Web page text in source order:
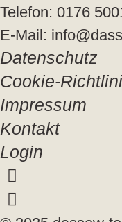
Telefon: 0176
E-Mail:
Datenschutz
Cookie-
Impressum
Kontakt
Login